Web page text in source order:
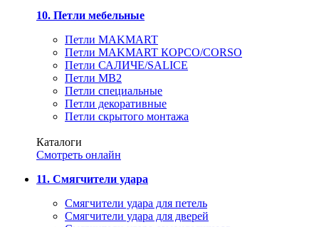
10. Петли мебельные
Петли MAKMART
Петли MAKMART КОРСО/CORSO
Петли САЛИЧЕ/SALICE
Петли MB2
Петли специальные
Петли декоративные
Петли скрытого монтажа
Каталоги
Смотреть онлайн
11. Смягчители удара
Смягчители удара для петель
Смягчители удара для дверей